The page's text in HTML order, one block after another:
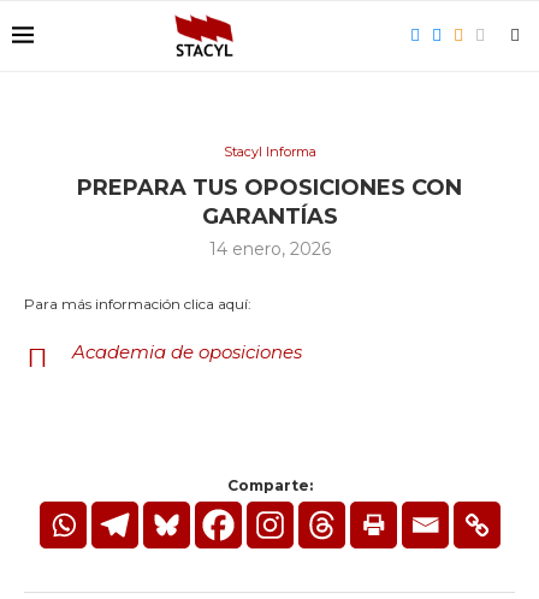
Stacyl Informa
PREPARA TUS OPOSICIONES CON
GARANTÍAS
14 enero, 2026
Para más información clica aquí:
Academia de oposiciones
Comparte: